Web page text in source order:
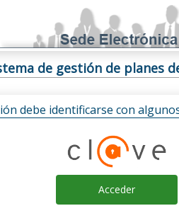
de gestión de planes
debe identificarse con
Acceder